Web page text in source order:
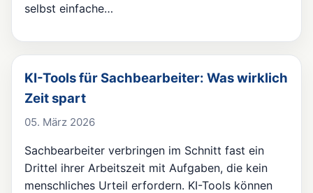
selbst einfache…
KI-Tools für Sachbearbeiter: Was wirklich
Zeit spart
05. März 2026
Sachbearbeiter verbringen im Schnitt fast ein
Drittel ihrer Arbeitszeit mit Aufgaben, die kein
menschliches Urteil erfordern. KI-Tools können